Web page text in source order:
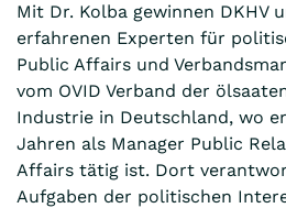
Mit Dr. Kolba gewinnen DKHV
erfahrenen Experten für
Public Affairs und
vom OVID Verband der
Industrie in Deutschland, wo
Jahren als Manager Public
Affairs tätig ist. Dort
Aufgaben der politischen